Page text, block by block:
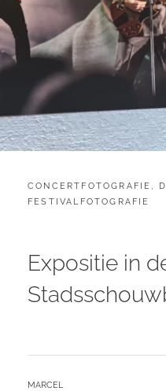
CATEGORIES:
CONCERTFOTOGRAFIE ,
FESTIVALFOTOGRAFIE
Expositie in
BY
MARCEL